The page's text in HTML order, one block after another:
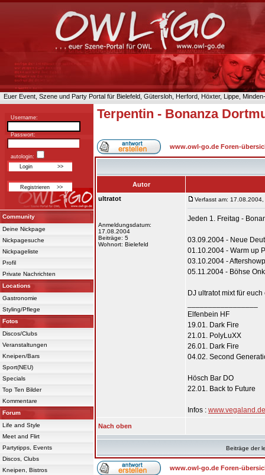
Euer Event, Szene und Party Portal für Bielefeld, Gütersloh, Herford, Höxter, Lippe,
Username:
Passwort:
autologin:
Community
Deine Nickpage
Nickpagesuche
Nickpageliste
Profil
Private Nachrichten
Locations
Gastronomie
Styling/Pflege
Fotos
Discos/Clubs
Veranstaltungen
Kneipen/Bars
Sport(NEU)
Specials
Top Ten Bilder
Kommentare
Forum
Life and Style
Meet and Flirt
Partytipps, Events
Discos, Clubs
Kneipen, Bistros
Terpentin - Bonanza
www.owl-go.de Foren-
Autor
ultratot
Anmeldungsdatum:
17.08.2004
Beiträge: 5
Wohnort: Bielefeld
Verfasst am:
Jeden 1. Freitag -
03.09.2004 - Neue
01.10.2004 - Warm up
03.10.2004 -
05.11.2004 - Böhse
DJ ultratot mixt für
Elfenbein HF
19.01. Dark Fire
21.01. PolyLuXX
26.01. Dark Fire
04.02. Second
Hösch Bar DO
22.01. Back to Future
Infos : www.vegaland.de
Nach oben
Beiträge der
www.owl-go.de Foren-